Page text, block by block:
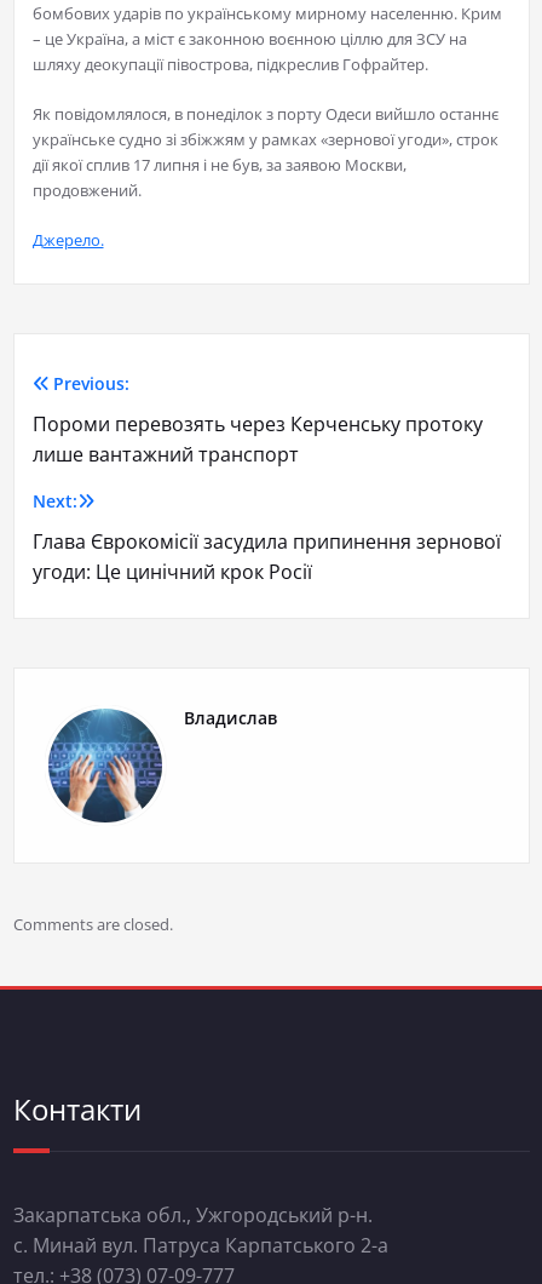
бомбових ударів по українському мирному населенню. Крим
– це Україна, а міст є законною воєнною ціллю для ЗСУ на
шляху деокупації півострова, підкреслив Гофрайтер.
Як повідомлялося, в понеділок з порту Одеси вийшло останнє
українське судно зі збіжжям у рамках «зернової угоди», строк
дії якої сплив 17 липня і не був, за заявою Москви,
продовжений.
Джерело.
Previous:
Пороми перевозять через Керченську протоку
лише вантажний транспорт
Next:
Глава Єврокомісії засудила припинення зернової
угоди: Це цинічний крок Росії
Владислав
Comments are closed.
Контакти
Закарпатська обл., Ужгородський р-н.
с. Минай вул. Патруса Карпатського 2-а
тел.: +38 (073) 07-09-777